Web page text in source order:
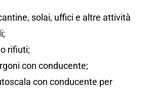
solai, uffici e altre attività
rifiuti;
con conducente;
con conducente per